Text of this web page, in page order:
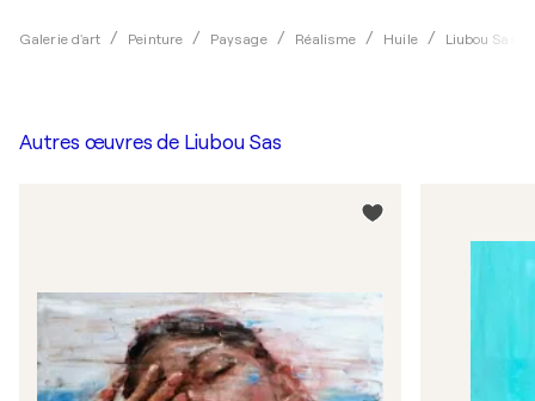
Galerie d'art Peinture Paysage Réalisme Huile Liubou Sas
Autres œuvres de Liubou Sas